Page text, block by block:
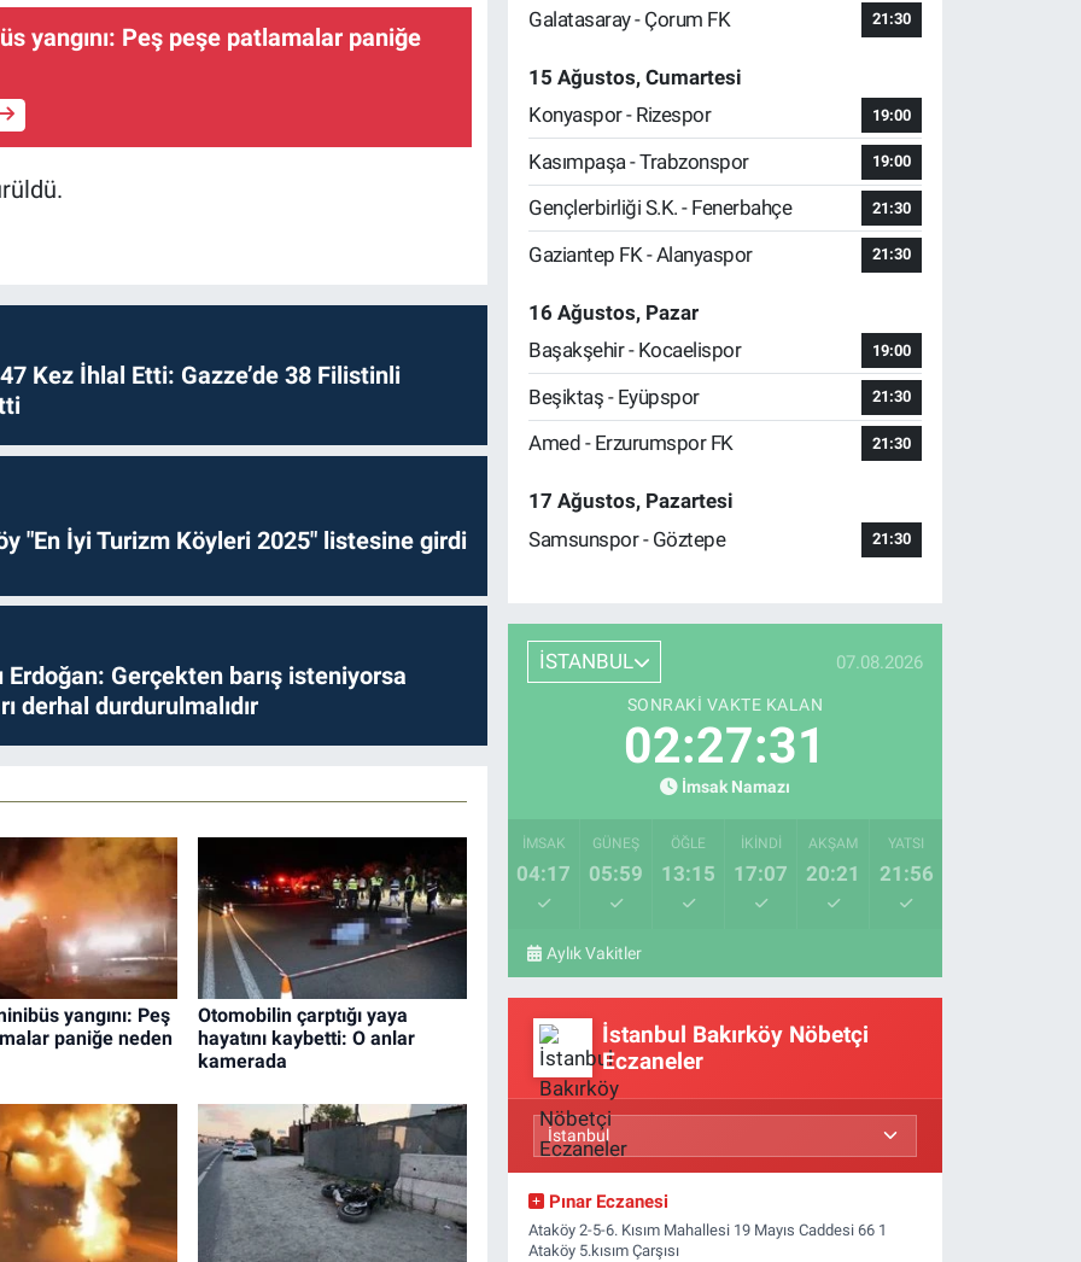
yangını: Peş peşe patlamalar paniğe
Kez İhlal Etti: Gazze’de 38 Filistinli
"En İyi Turizm Köyleri 2025" listesine girdi
Erdoğan: Gerçekten barış isteniyorsa
derhal durdurulmalıdır
yangını: Peş
paniğe neden
Otomobilin çarptığı yaya
hayatını kaybetti: O anlar
kamerada
Galatasaray - Çorum FK
21:30
15 Ağustos, Cumartesi
Konyaspor - Rizespor
19:00
Kasımpaşa - Trabzonspor 19:00
Gençlerbirliği S.K. - Fenerbahçe 21:30
Gaziantep FK - Alanyaspor 21:30
16 Ağustos, Pazar
Başakşehir - Kocaelispor
19:00
Beşiktaş - Eyüpspor 21:30
Amed - Erzurumspor FK 21:30
17 Ağustos, Pazartesi
Samsunspor - Göztepe
21:30
İSTANBUL 07.08.2026
SONRAKI VAKTE KALAN
02:27:30
İmsak Namazı
İMSAK
04:17
GÜNEŞ
05:59
ÖĞLE
13:15
İKINDI
17:07
AKŞAM
20:21
YATSI
21:56
Aylık Vakitler
İstanbul Bakırköy Nöbetçi
Eczaneler
Pınar Eczanesi
Ataköy 2-5-6. Kısım Mahallesi 19 Mayıs Caddesi 66 1
Ataköy 5.kısım Çarşısı